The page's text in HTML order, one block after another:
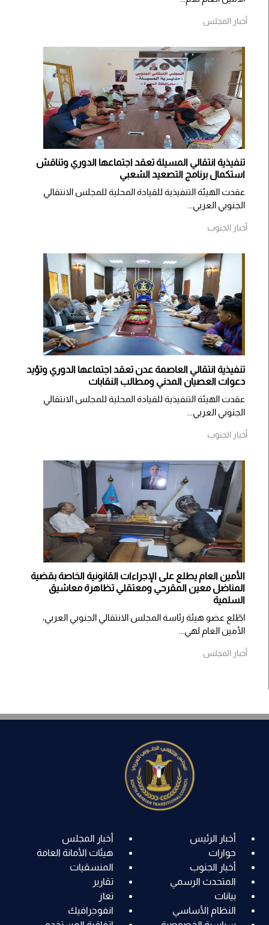
أخبار المجلس
تنفيذية انتقالي المسيلة تعقد اجتماعها الدوري وتناقش
استكمال برنامج التصعيد الشعبي
عقدت الهيئة التنفيذية للقيادة المحلية للمجلس الانتقالي
الجنوبي العربي...
أخبار الجنوب
تنفيذية انتقالي العاصمة عدن تعقد اجتماعها الدوري وتؤيد
دعوات العصيان المدني ومطالب النقابات
​عقدت الهيئة التنفيذية للقيادة المحلية للمجلس الانتقالي
الجنوبي العربي...
أخبار الجنوب
الأمين العام يطلع على الإجراءات القانونية الخاصة بقضية
المناضل معين المقرحي ومعتقلي تظاهرة معاشيق
السلمية
اطّلع عضو هيئة رئاسة المجلس الانتقالي الجنوبي العربي،
الأمين العام لهي...
أخبار المجلس
أخبار الرئيس
أخبار المجلس
حوارات
هيئات الأمانة العامة
أخبار الجنوب
المنسقيات
المتحدث الرسمي
تقارير
بيانات
تعاز
النظام الأساسي
انفوجرافيك